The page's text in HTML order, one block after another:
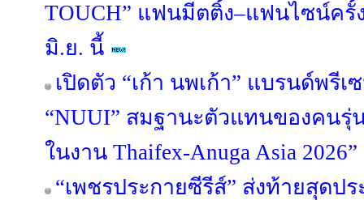
TOUCH” แฟนมีตติ้ง–แฟนไซน์ครั้
มิ.ย. นี้
เปิดตัว “เก้า นพเก้า” แบรนด์พรี
“NUUI” สมฐานะตัวแทนของคนรุ่
ในงาน Thaifex-Anuga Asia 2026”
“เพชรประกายซีรีส์” ส่งท้ายสุดป